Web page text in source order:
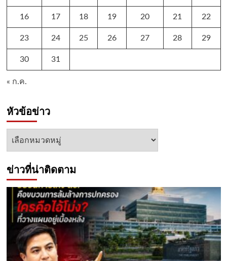
16 17 18 19 20 21 22
23 24 25 26 27 28 29
30 31
« ก.ค.
หัวข้อข่าว
หัวข้อ
ข่าวที่น่าติดตาม